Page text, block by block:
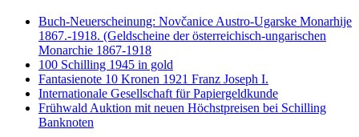
Buch-Neuerscheinung: Novčanice Austro-Ugarske Monarhije
1867.-1918. (Geldscheine der österreichisch-ungarischen
Monarchie 1867-1918
100 Schilling 1945 in gold
Fantasienote 10 Kronen 1921 Franz Joseph I.
Internationale Gesellschaft für Papiergeldkunde
Frühwald Auktion mit neuen Höchstpreisen bei Schilling
Banknoten